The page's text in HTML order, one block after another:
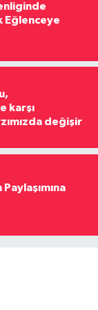
Eğlenceye
karşı
değişir